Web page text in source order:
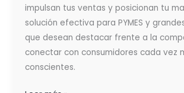
impulsan tus ventas y posicionan tu
solución efectiva para PYMES y
que desean destacar frente a la
conectar con consumidores cada vez
conscientes.